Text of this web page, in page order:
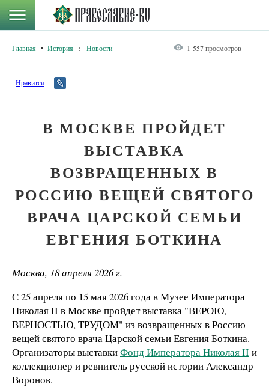
Главная История : Новости 1 557 просмотров
Нравится
В МОСКВЕ ПРОЙДЕТ
ВЫСТАВКА
ВОЗВРАЩЕННЫХ В
РОССИЮ ВЕЩЕЙ СВЯТОГО
ВРАЧА ЦАРСКОЙ СЕМЬИ
ЕВГЕНИЯ БОТКИНА
Москва, 18 апреля 2026 г.
С 25 апреля по 15 мая 2026 года в Музее Императора
Николая II в Москве пройдет выставка "ВЕРОЮ,
ВЕРНОСТЬЮ, ТРУДОМ" из возвращенных в Россию
вещей святого врача Царской семьи Евгения Боткина.
Организаторы выставкиФонд Императора Николая IIи
коллекционер и ревнитель русской истории Александр
Воронов.